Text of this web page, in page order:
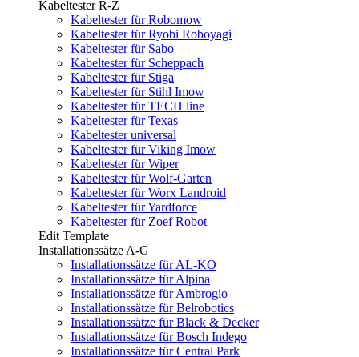
Kabeltester R-Z
Kabeltester für Robomow
Kabeltester für Ryobi Roboyagi
Kabeltester für Sabo
Kabeltester für Scheppach
Kabeltester für Stiga
Kabeltester für Stihl Imow
Kabeltester für TECH line
Kabeltester für Texas
Kabeltester universal
Kabeltester für Viking Imow
Kabeltester für Wiper
Kabeltester für Wolf-Garten
Kabeltester für Worx Landroid
Kabeltester für Yardforce
Kabeltester für Zoef Robot
Edit Template
Installationssätze A-G
Installationssätze für AL-KO
Installationssätze für Alpina
Installationssätze für Ambrogio
Installationssätze für Belrobotics
Installationssätze für Black & Decker
Installationssätze für Bosch Indego
Installationssätze für Central Park